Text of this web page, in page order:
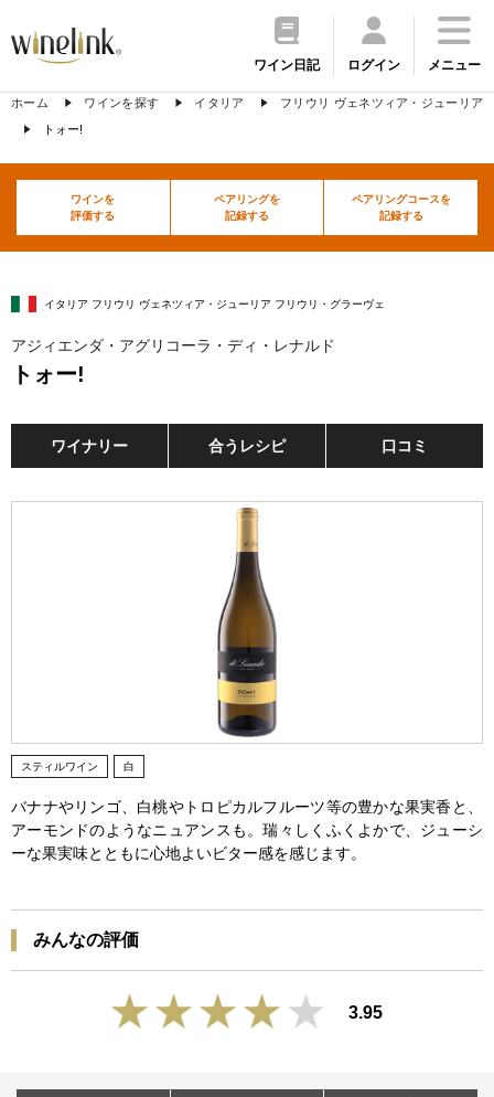
ワイン日記 ログイン メニュー
ホーム ワインを探す イタリア
フリウリ ヴェネツィア・ジューリア
トォー!
ワインを
評価する
ペアリングを
記録する
ペアリングコースを
記録する
イタリア フリウリ ヴェネツィア・ジューリア フリウリ・グラーヴェ
アジィエンダ・アグリコーラ・ディ・レナルド
トォー!
ワイナリー 合うレシピ 口コミ
スティルワイン 白
バナナやリンゴ、白桃やトロピカルフルーツ等の豊かな果実香と、
アーモンドのようなニュアンスも。瑞々しくふくよかで、ジューシ
ーな果実味とともに心地よいビター感を感じます。
みんなの評価
3.95